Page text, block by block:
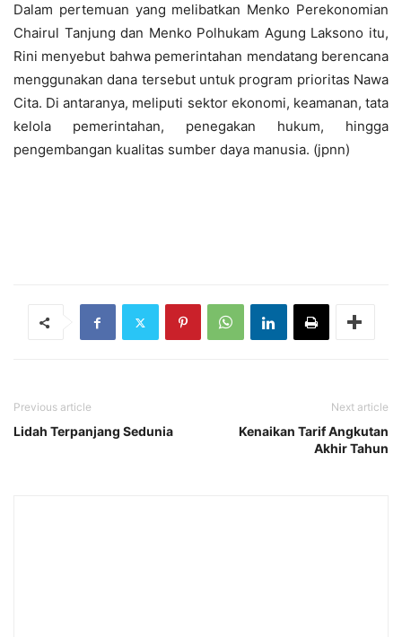
Dalam pertemuan yang melibatkan Menko Perekonomian
Chairul Tanjung dan Menko Polhukam Agung Laksono itu,
Rini menyebut bahwa pemerintahan mendatang berencana
menggunakan dana tersebut untuk program prioritas Nawa
Cita. Di antaranya, meliputi sektor ekonomi, keamanan, tata
kelola pemerintahan, penegakan hukum, hingga
pengembangan kualitas sumber daya manusia. (jpnn)
Previous article
Lidah Terpanjang Sedunia
Next article
Kenaikan Tarif Angkutan
Akhir Tahun